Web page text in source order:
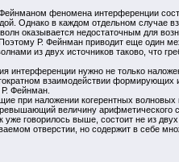
феномена интерференции
Однако в каждом отдельном случае
оказывается недостаточным для
Р. Фейнман приводит еще один
из двух источников таково, что
интерференции нужно не только
взаимодействии формирующих
Фейнман.
при наложении когерентных
величину
уже говорилось выше, состоит не из
отверстии, но содержит в себе